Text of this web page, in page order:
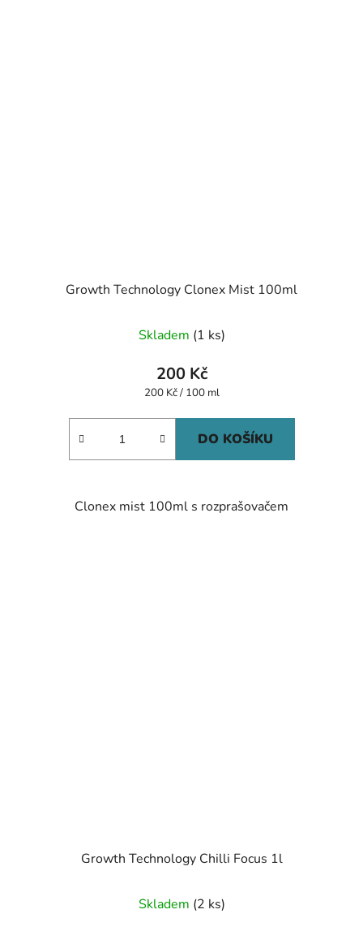
Growth Technology Clonex Mist 100ml
Skladem (1 ks)
200 Kč
Měrná
200 Kč / 100 ml
DO KOŠÍKU
Clonex mist 100ml s rozprašovačem
Growth Technology Chilli Focus 1l
Skladem (2 ks)